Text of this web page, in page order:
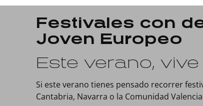
Festivales con
Joven Europeo
Este verano,
Si este verano tienes pensado recorrer
Cantabria, Navarra o la Comunidad